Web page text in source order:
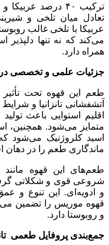
تعادل میان تلخی و
عربیکا با تلخی غالب
می‌کند که نه تنها دلپذیر
همراه دارد.
جزئیات علمی و تخصصی
طعم این قهوه تحت
آتشفشانی تانزانیا و
اقلیم استوایی باعث
متمایز می‌شود. همچنین،
اسید کلروژنیک می‌شود
ماندگاری طعم را در دهان
طعم‌های این قهوه
شروعی قوی و شکلاتی
و ادویه‌ای. این تنوع و
قهوه موریس را تضمین
و روبوستا دارد.
جمع‌بندی پروفایل طعمی